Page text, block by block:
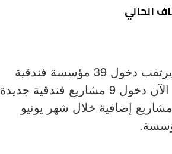
وبخصوص الاستثمار السياحي وتعزيز طاقة الإيواء، أبرز البيان أنه يرتقب دخول 39 مؤسسة فندقية
جديدة حيز الخدمة قبل موسم الاصطياف الحالي، حيث تم إلى حد الآن دخول 9 مشاريع فندقية جديدة
بطاقة استيعابية إجمالية تقدر بـ 890 سريرا، فيما يرتقب دخول 7 مشاريع إضافية خلال شهر يونيو